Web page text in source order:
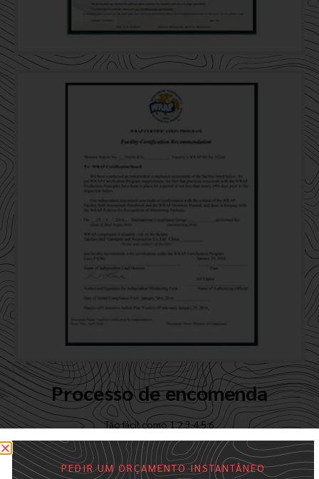
Processo de encomenda
Tão fácil como 1.2.3.4.5.6
PEDIR UM ORÇAMENTO INSTANTÂNEO